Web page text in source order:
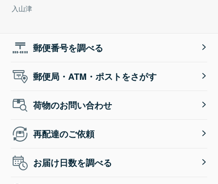
入山津
郵便番号を調べる
郵便局・ATM・ポストをさがす
荷物のお問い合わせ
再配達のご依頼
お届け日数を調べる